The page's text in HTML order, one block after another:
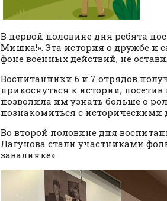
В первой половине дня ребята
Мишка!». Эта история о дружбе и
фоне военных действий, не
Воспитанники 6 и 7 отрядов
прикоснуться к истории,
позволила им узнать больше о
познакомиться с
Во второй половине дня
Лагунова стали участниками
завалинке».